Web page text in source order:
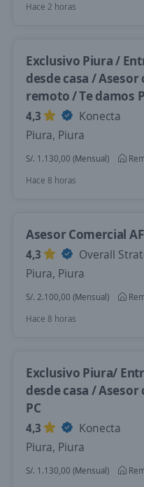
Hace 2 horas
Exclusivo Piura /
desde casa /
remoto / Te damos
4,3
Konecta
Piura, Piura
S/. 1.130,00 (Mensual)
Hace 8 horas
Asesor Comercial
4,3
Overall
Piura, Piura
S/. 2.100,00 (Mensual)
Hace 8 horas
Exclusivo Piura/
desde casa /
PC
4,3
Konecta
Piura, Piura
S/. 1.130,00 (Mensual)